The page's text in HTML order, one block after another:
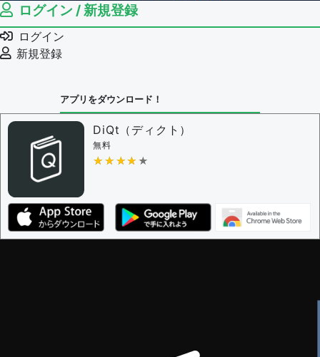
ログイン / 新規登録
ログイン
新規登録
アプリをダウンロード！
DiQt（ディクト）
無料
★★★★★
★★★★★